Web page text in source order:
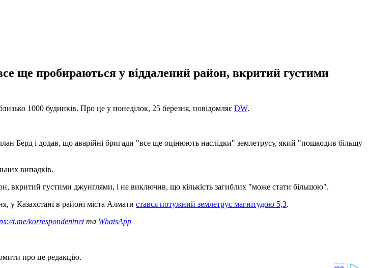
ще пробираються у віддалений район, вкритий густими
1000 будинків. Про це у понеділок, 25 березня, повідомляє DW.
Берд і додав, що аварійні бригади "все ще оцінюють наслідки" землетрусу, який "пошкодив більшу
випадків.
вкритий густими джунглями, і не виключив, що кількість загиблих "може стати більшою".
у Казахстані в районі міста Алмати стався потужний землетрус магнітудою 5,3.
t.me/korrespondentnetта WhatsApp
про це редакцію.